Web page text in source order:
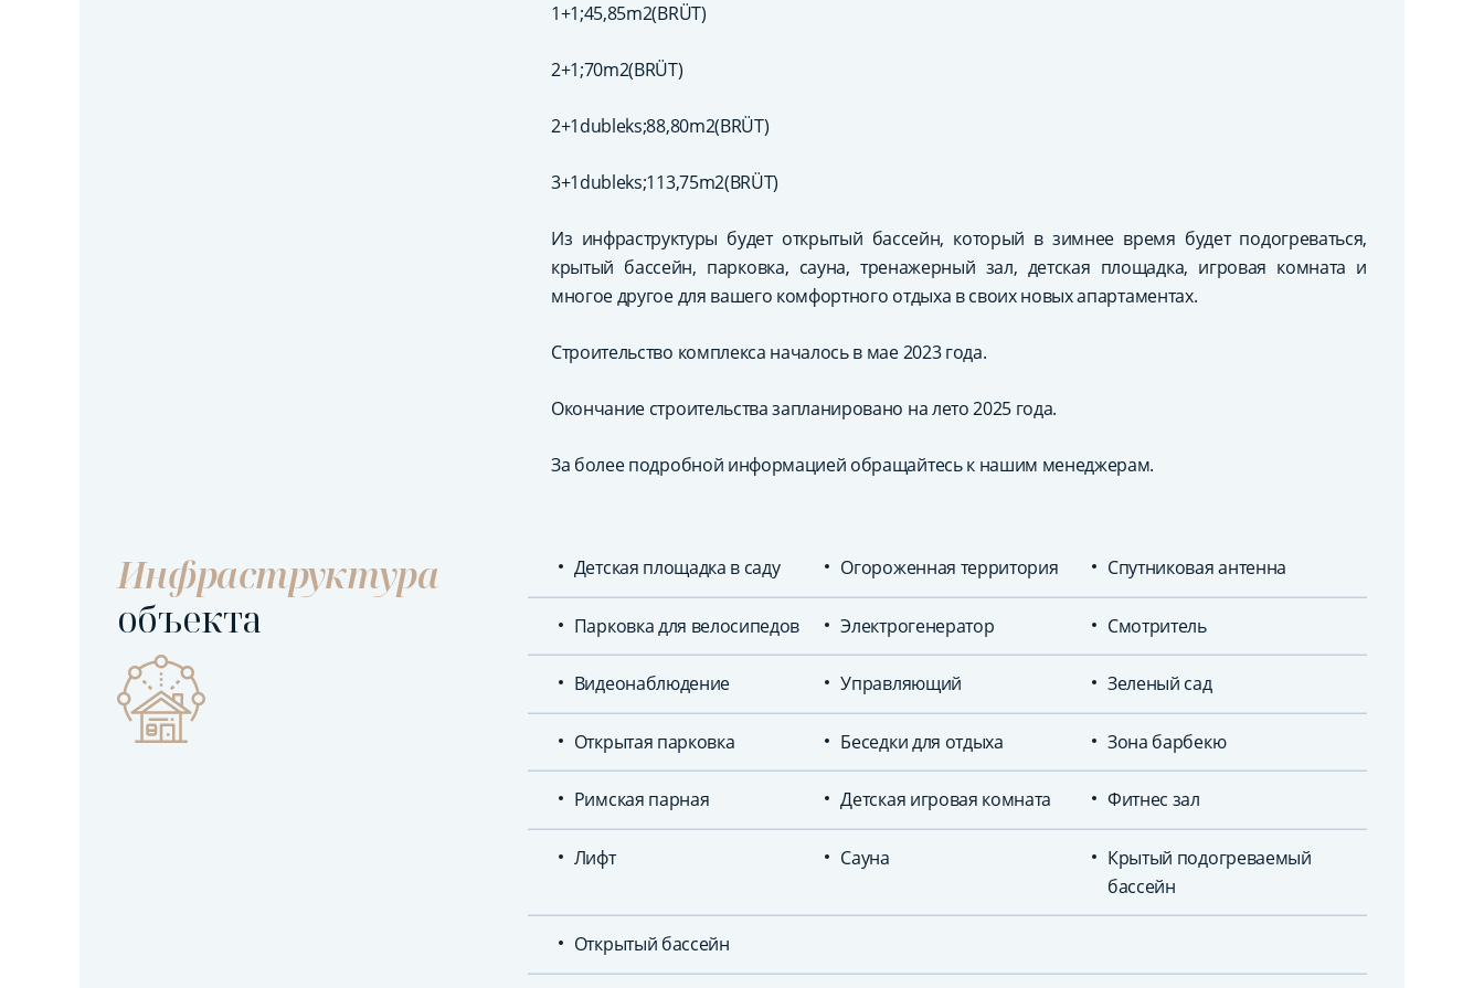
1+1;45,85m2(BRÜT)
2+1;70m2(BRÜT)
2+1dubleks;88,80m2(BRÜT)
3+1dubleks;113,75m2(BRÜT)
Из инфраструктуры будет открытый бассейн, который в зимнее время будет подогреваться,
крытый бассейн, парковка, сауна, тренажерный зал, детская площадка, игровая комната и
многое другое для вашего комфортного отдыха в своих новых апартаментах.
Строительство комплекса началось в мае 2023 года.
Окончание строительства запланировано на лето 2025 года.
За более подробной информацией обращайтесь к нашим менеджерам.
Инфраструктура
объекта
Детская площадка в саду Огороженная территория Спутниковая антенна
Парковка для велосипедов Электрогенератор Смотритель
Видеонаблюдение Управляющий Зеленый сад
Открытая парковка Беседки для отдыха Зона барбекю
Римская парная Детская игровая комната Фитнес зал
Лифт Сауна
Крытый подогреваемый
бассейн
Открытый бассейн